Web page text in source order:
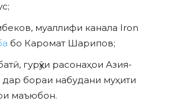
муаллифи канала Iron
бо Каромат Шарипов;
гурӯҳи расонаҳои Азия-
дар бораи набудани муҳити
маъюбон.